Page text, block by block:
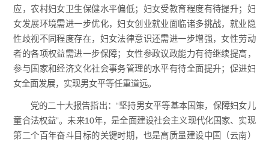
应，农村妇女卫生保健水平偏低；妇女受教育程度有待提升；妇
女发展环境需进一步优化，妇女创业就业面临诸多挑战，就业隐
性歧视不同程度存在，妇女法律意识还需进一步增强，女性劳动
者的各项权益需进一步保障；女性参政议政能力有待继续提高，
参与国家和经济文化社会事务管理的水平有待全面提升；促进妇
女全面发展，实现男女平等任重道远。
党的二十大报告指出：“坚持男女平等基本国策，保障妇女儿
童合法权益”。未来10年，是全面建设社会主义现代化国家、实现
第二个百年奋斗目标的关键时期，也是高质量建设中国（云南）